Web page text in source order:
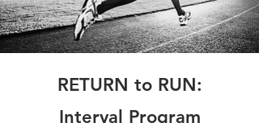
RETURN to RUN:
Interval Program